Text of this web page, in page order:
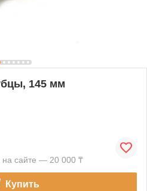
145 мм
на сайте — 20 000 ₸
Купить